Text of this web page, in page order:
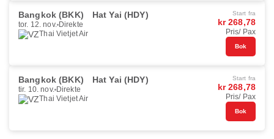
Bangkok (BKK) Hat Yai (HDY)
tor. 12. nov. Direkte
Thai Vietjet Air
Start fra
kr 268,78
Pris/ Pax
Bok
Bangkok (BKK) Hat Yai (HDY)
tir. 10. nov. Direkte
Thai Vietjet Air
Start fra
kr 268,78
Pris/ Pax
Bok